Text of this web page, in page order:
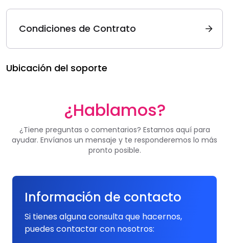
Condiciones de Contrato
Ubicación del soporte
¿Hablamos?
¿Tiene preguntas o comentarios? Estamos aquí para
ayudar. Envíanos un mensaje y te responderemos lo más
pronto posible.
Información de contacto
Si tienes alguna consulta que hacernos,
puedes contactar con nosotros: